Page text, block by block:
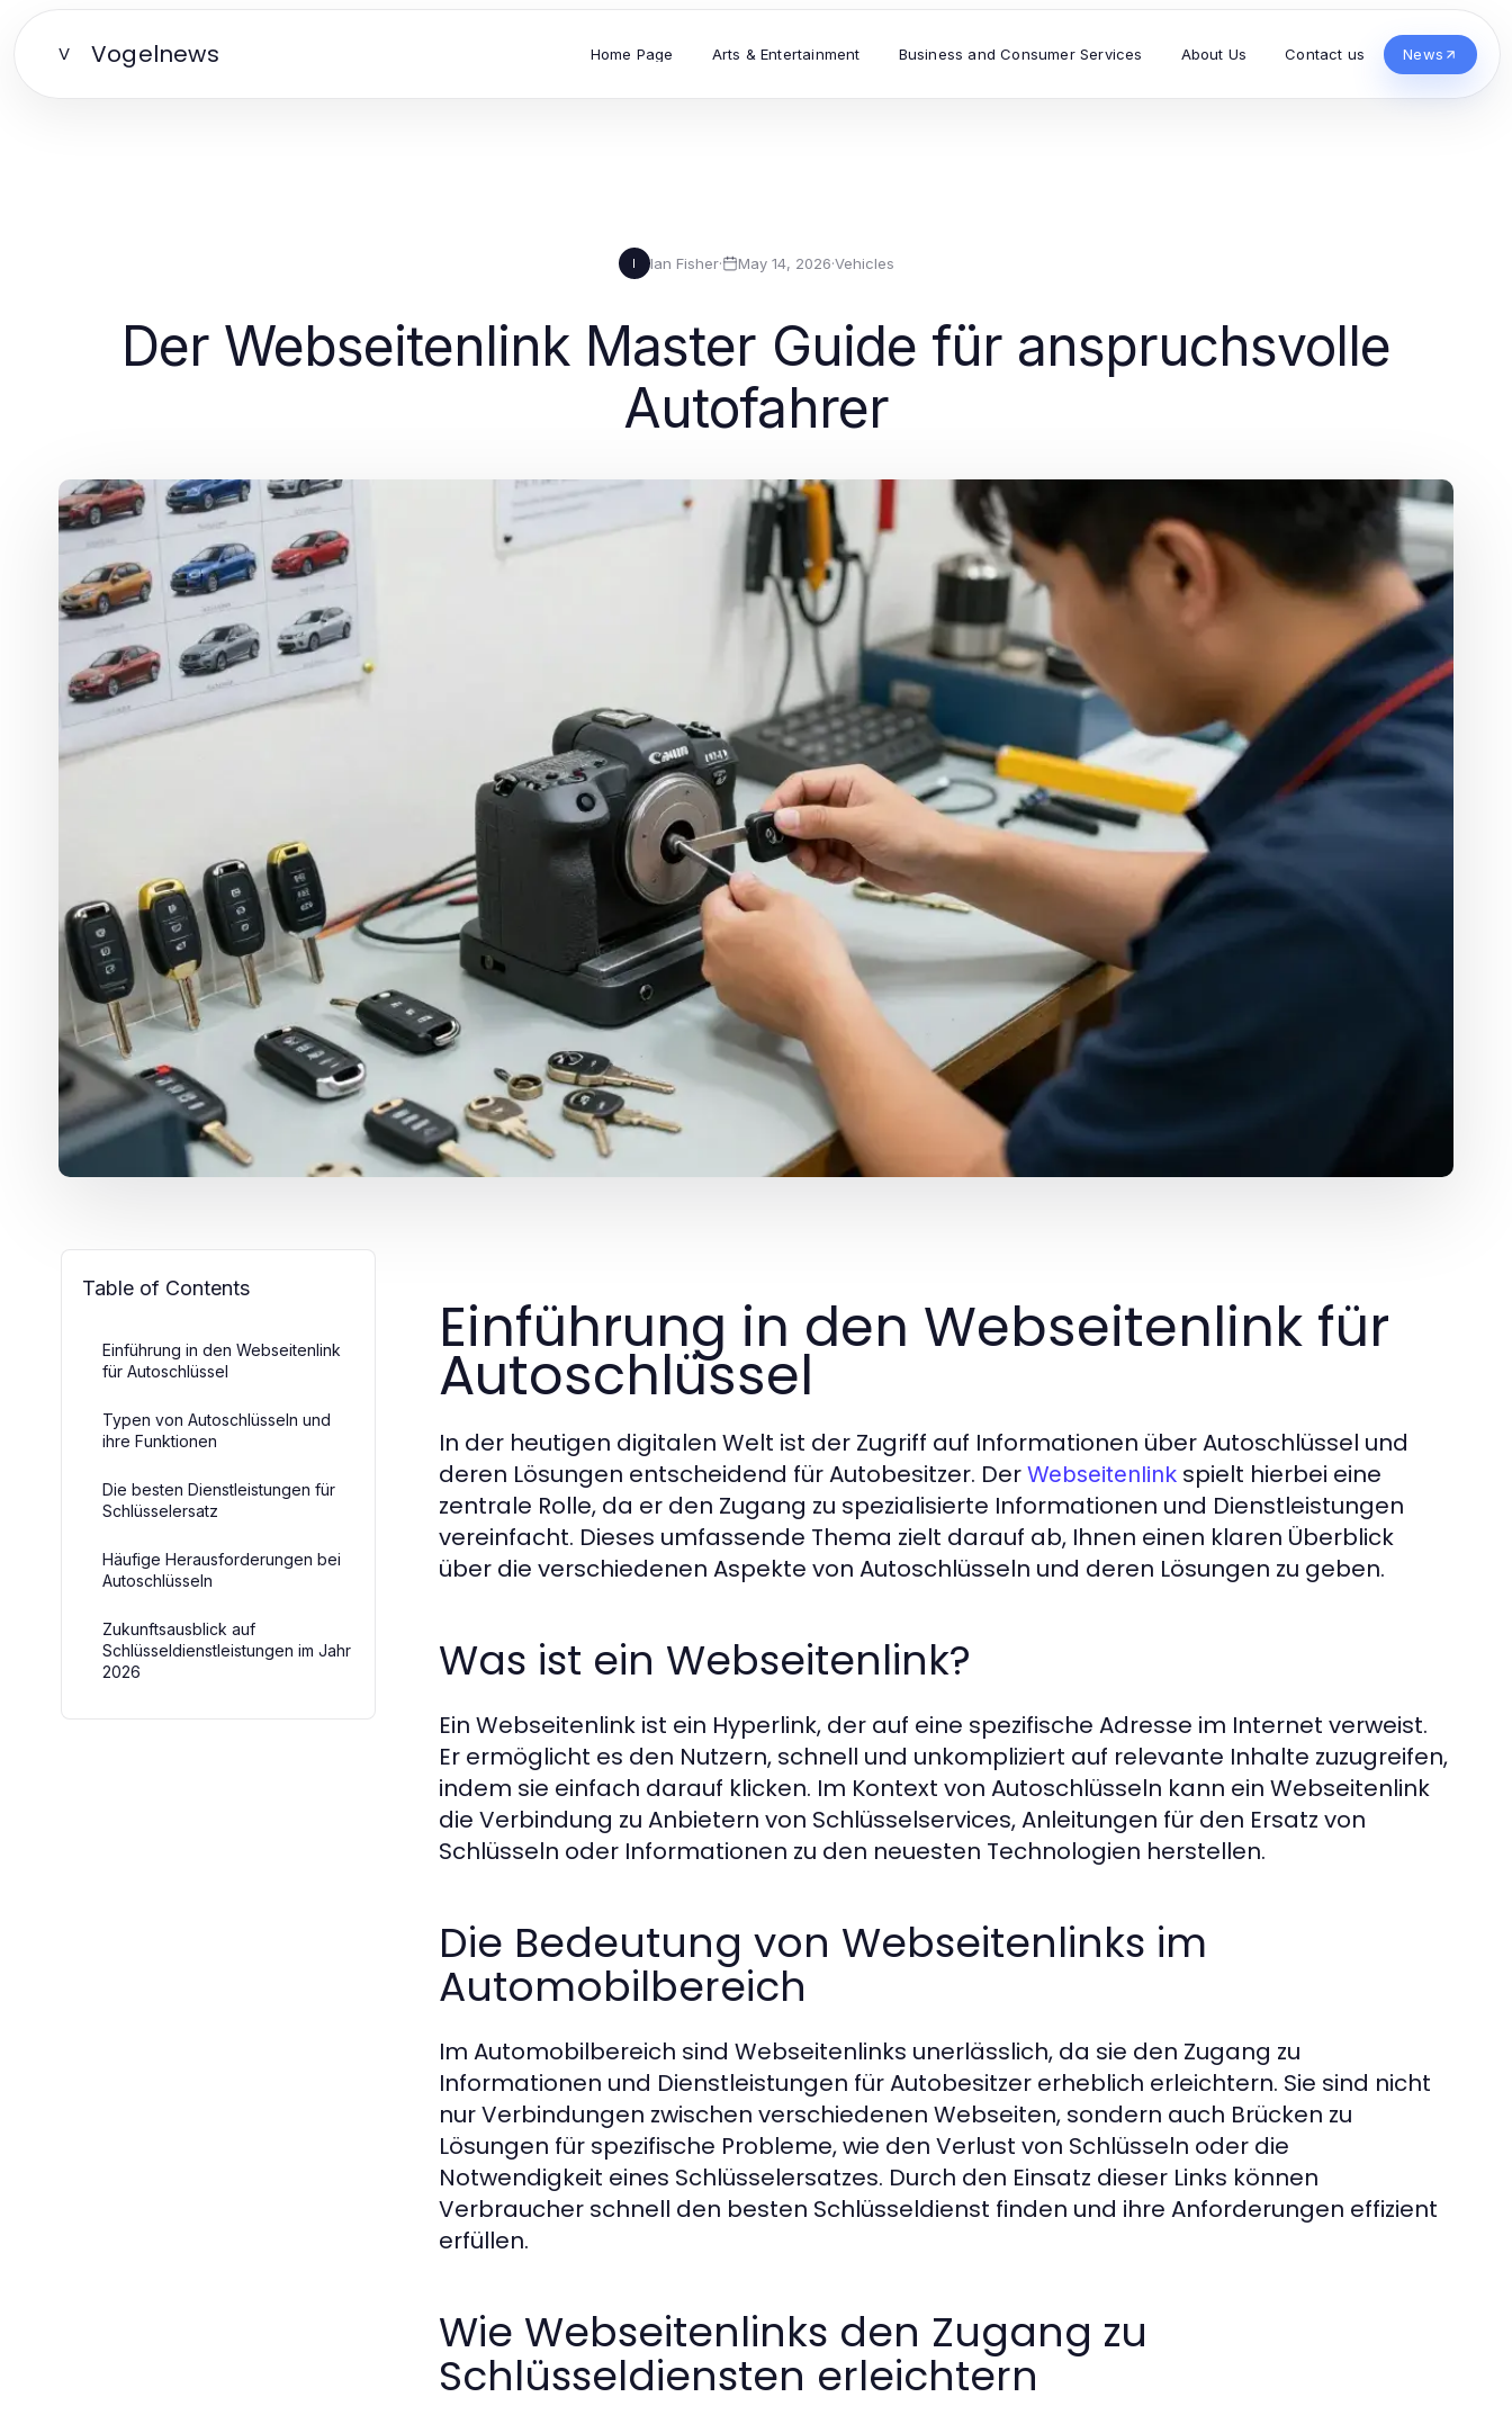
V Vogelnews Home Page Arts & Entertainment Business and Consumer Services About Us Contact us News
I Ian Fisher· May 14, 2026·Vehicles
Der Webseitenlink Master Guide für anspruchsvolle
Autofahrer
Table of Contents
Einführung in den Webseitenlink
für Autoschlüssel
Typen von Autoschlüsseln und
ihre Funktionen
Die besten Dienstleistungen für
Schlüsselersatz
Häufige Herausforderungen bei
Autoschlüsseln
Zukunftsausblick auf
Schlüsseldienstleistungen im Jahr
2026
Einführung in den Webseitenlink für
Autoschlüssel
In der heutigen digitalen Welt ist der Zugriff auf Informationen über Autoschlüssel und
deren Lösungen entscheidend für Autobesitzer. Der Webseitenlink spielt hierbei eine
zentrale Rolle, da er den Zugang zu spezialisierte Informationen und Dienstleistungen
vereinfacht. Dieses umfassende Thema zielt darauf ab, Ihnen einen klaren Überblick
über die verschiedenen Aspekte von Autoschlüsseln und deren Lösungen zu geben.
Was ist ein Webseitenlink?
Ein Webseitenlink ist ein Hyperlink, der auf eine spezifische Adresse im Internet verweist.
Er ermöglicht es den Nutzern, schnell und unkompliziert auf relevante Inhalte zuzugreifen,
indem sie einfach darauf klicken. Im Kontext von Autoschlüsseln kann ein Webseitenlink
die Verbindung zu Anbietern von Schlüsselservices, Anleitungen für den Ersatz von
Schlüsseln oder Informationen zu den neuesten Technologien herstellen.
Die Bedeutung von Webseitenlinks im
Automobilbereich
Im Automobilbereich sind Webseitenlinks unerlässlich, da sie den Zugang zu
Informationen und Dienstleistungen für Autobesitzer erheblich erleichtern. Sie sind nicht
nur Verbindungen zwischen verschiedenen Webseiten, sondern auch Brücken zu
Lösungen für spezifische Probleme, wie den Verlust von Schlüsseln oder die
Notwendigkeit eines Schlüsselersatzes. Durch den Einsatz dieser Links können
Verbraucher schnell den besten Schlüsseldienst finden und ihre Anforderungen effizient
erfüllen.
Wie Webseitenlinks den Zugang zu
Schlüsseldiensten erleichtern